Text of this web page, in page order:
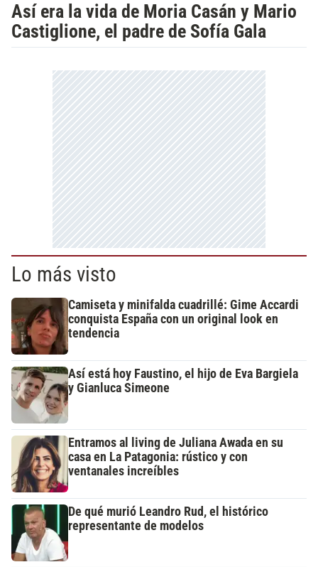
Así era la vida de Moria Casán y Mario
Castiglione, el padre de Sofía Gala
Lo más visto
Camiseta y minifalda cuadrillé: Gime Accardi
conquista España con un original look en
tendencia
Así está hoy Faustino, el hijo de Eva Bargiela
y Gianluca Simeone
Entramos al living de Juliana Awada en su
casa en La Patagonia: rústico y con
ventanales increíbles
De qué murió Leandro Rud, el histórico
representante de modelos